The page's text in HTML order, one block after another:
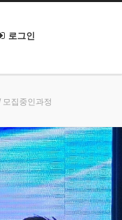
로그인
모집중인과정